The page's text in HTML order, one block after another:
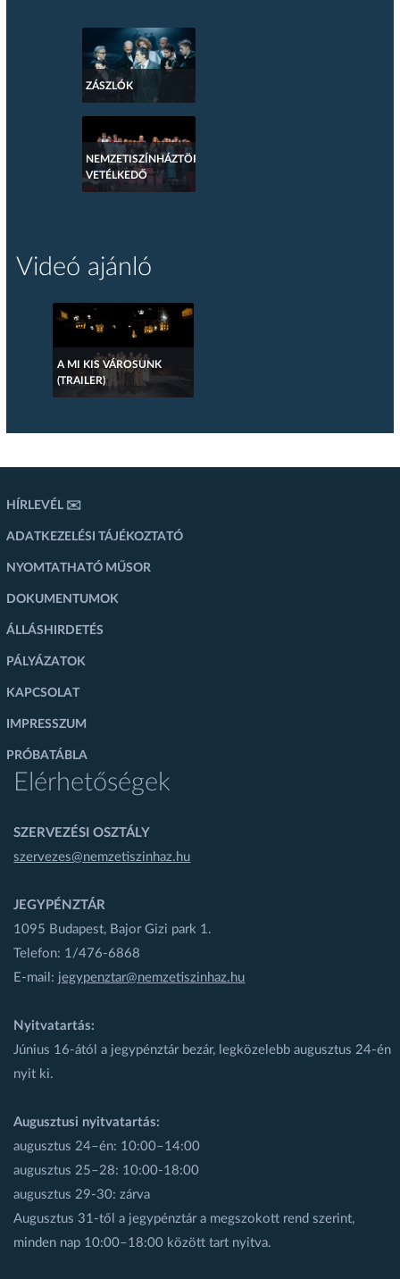
ZÁSZLÓK
NEMZETISZÍNHÁZTÖRTÉNETI
VETÉLKEDŐ
Videó ajánló
A MI KIS VÁROSUNK
(TRAILER)
HÍRLEVÉL ✉️
ADATKEZELÉSI TÁJÉKOZTATÓ
NYOMTATHATÓ MŰSOR
DOKUMENTUMOK
ÁLLÁSHIRDETÉS
PÁLYÁZATOK
KAPCSOLAT
IMPRESSZUM
PRÓBATÁBLA
Elérhetőségek
SZERVEZÉSI OSZTÁLY
szervezes@nemzetiszinhaz.hu
JEGYPÉNZTÁR
1095 Budapest, Bajor Gizi park 1.
Telefon: 1/476-6868
E-mail: jegypenztar@nemzetiszinhaz.hu
Nyitvatartás:
Június 16-ától a jegypénztár bezár, legközelebb augusztus 24-én
nyit ki.
Augusztusi nyitvatartás:
augusztus 24–én: 10:00–14:00
augusztus 25–28: 10:00-18:00
augusztus 29-30: zárva
Augusztus 31-től a jegypénztár a megszokott rend szerint,
minden nap 10:00–18:00 között tart nyitva.